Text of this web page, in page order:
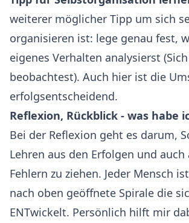
weiterer möglicher Tipp um sich
organisieren ist: lege genau fest,
eigenes Verhalten analysierst
beobachtest). Auch hier ist die
erfolgsentscheidend.
Reflexion, Rückblick - was habe
Bei der Reflexion geht es darum,
Lehren aus den Erfolgen und auch
Fehlern zu ziehen. Jeder Mensch
nach oben geöffnete Spirale die
ENTwickelt. Persönlich hilft mir